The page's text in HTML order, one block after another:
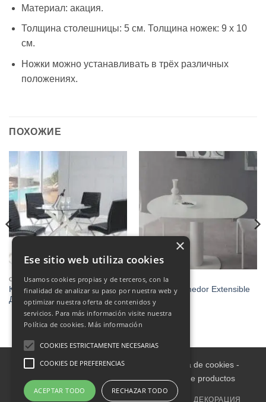
Материал: акация.
Толщина столешницы: 5 см. Толщина ножек: 9 x 10
см.
Ножки можно устанавливать в трёх различных
положениях.
ПОХОЖИЕ
СТОЛОВАЯ
Круглый обеденный стол
Диаметр 110
СТОЛОВАЯ
Mesa de Comedor Extensible
Giratoria
€775.00
Aviso legal-Política de Privacidad Política de cookies-
Condiciones informativas sobre catálogo de productos
ГЛАВНАЯ ВНУТРИ МЕБЕЛЬ ДЛЯ УЛИЦЫ ДЕКОРАЦИЯ
×
Ese sitio web utiliza cookies
Usamos cookies propias y de terceros, con la
finalidad de analizar su paso por nuestra web y
optimizar nuestra oferta de contenidos y
servicios. Para más información visite nuestra
Política de cookies. Más información
COOKIES ESTRICTAMENTE NECESARIAS
COOKIES DE PREFERENCIAS
ACEPTAR TODO RECHAZAR TODO